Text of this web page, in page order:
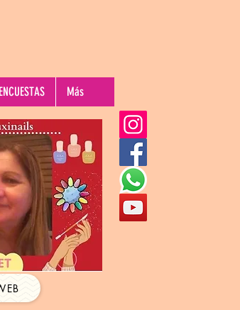
ENCUESTAS Más